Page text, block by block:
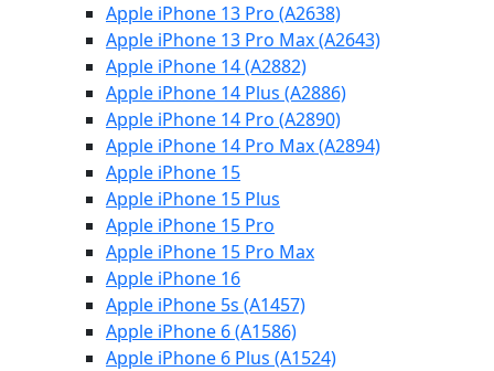
Apple iPhone 13 Pro (A2638)
Apple iPhone 13 Pro Max (A2643)
Apple iPhone 14 (A2882)
Apple iPhone 14 Plus (A2886)
Apple iPhone 14 Pro (A2890)
Apple iPhone 14 Pro Max (A2894)
Apple iPhone 15
Apple iPhone 15 Plus
Apple iPhone 15 Pro
Apple iPhone 15 Pro Max
Apple iPhone 16
Apple iPhone 5s (A1457)
Apple iPhone 6 (A1586)
Apple iPhone 6 Plus (A1524)